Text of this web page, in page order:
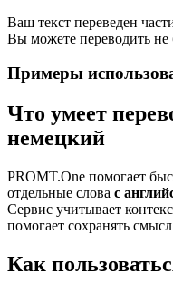
Ваш текст переведен
Вы можете переводить не
Примеры
Что умеет
немецкий
PROMT.One помогает
отдельные слова с
Сервис учитывает
помогает сохранять
Как